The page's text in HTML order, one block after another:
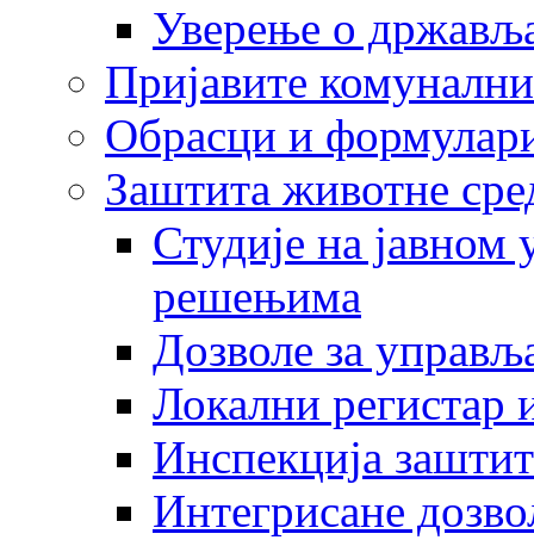
Уверење о
Пријавите
Обрасци и
Заштита животне
Студије на
решењима
Дозволе за
Локални регистар
Инспекција
Интегрисане